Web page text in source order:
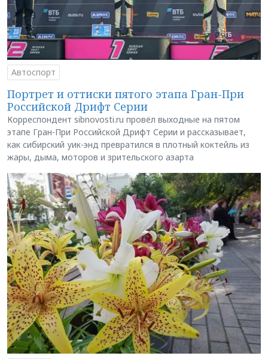
Автоспорт
Портрет и оттиски пятого этапа Гран-При
Российской Дрифт Серии
Корреспондент sibnovosti.ru провёл выходные на пятом
этапе Гран-При Российской Дрифт Серии и рассказывает,
как сибирский уик-энд превратился в плотный коктейль из
жары, дыма, моторов и зрительского азарта